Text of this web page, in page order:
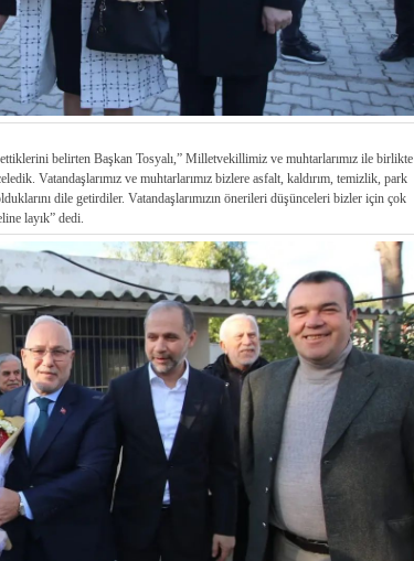
belirten Başkan Tosyalı,” Milletvekillimiz ve muhtarlarımız ile birlikte
Vatandaşlarımız ve muhtarlarımız bizlere asfalt, kaldırım, temizlik, park
dile getirdiler. Vatandaşlarımızın önerileri düşünceleri bizler için çok
layık” dedi.